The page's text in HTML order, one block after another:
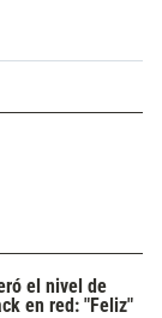
el nivel de
en red: "Feliz"